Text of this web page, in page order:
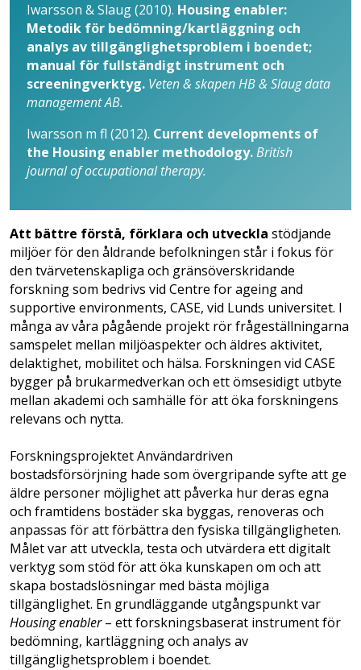
Iwarsson & Slaug (2010). Housing enabler:
Metodik för bedömning/kartläggning och
analys av tillgänglighetsproblem i boendet;
manual för fullständigt instrument och
screeningverktyg. Veten & skapen HB & Slaug data
management AB.
Iwarsson m fl (2012). Current developments of
the Housing enabler methodology.British
journal of occupational therapy.
Att bättre förstå, förklara och utveckla stödjande
miljöer för den åldrande befolkningen står i fokus för
den tvärvetenskapliga och gränsöverskridande
forskning som bedrivs vid Centre for ageing and
supportive environments, CASE, vid Lunds universitet. I
många av våra pågående projekt rör frågeställningarna
samspelet mellan miljöaspekter och äldres aktivitet,
delaktighet, mobilitet och hälsa. Forskningen vid CASE
bygger på brukarmedverkan och ett ömsesidigt utbyte
mellan akademi och samhälle för att öka forskningens
relevans och nytta.
Forskningsprojektet Användardriven
bostadsförsörjning hade som övergripande syfte att ge
äldre personer möjlighet att påverka hur deras egna
och framtidens bostäder ska byggas, renoveras och
anpassas för att förbättra den fysiska tillgängligheten.
Målet var att utveckla, testa och utvärdera ett digitalt
verktyg som stöd för att öka kunskapen om och att
skapa bostadslösningar med bästa möjliga
tillgänglighet. En grundläggande utgångspunkt var
Housing enabler– ett forskningsbaserat instrument för
bedömning, kartläggning och analys av
tillgänglighetsproblem i boendet.